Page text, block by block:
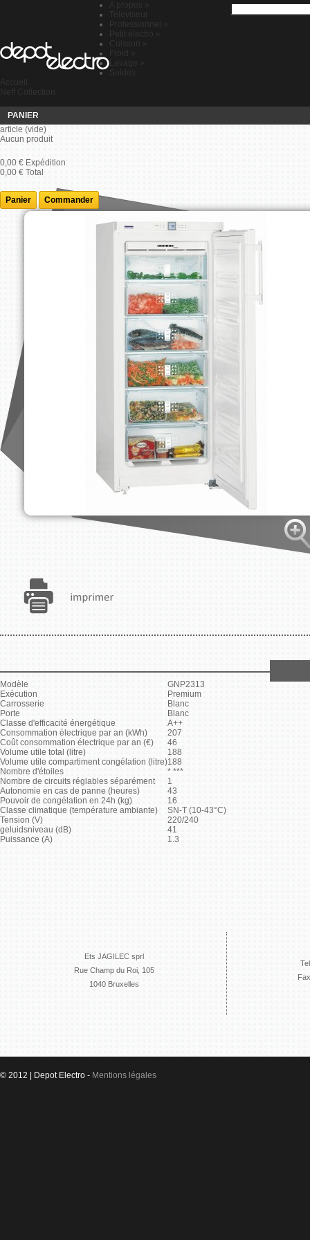
PANIER
article (vide)
Aucun produit
0,00 € Expédition
0,00 € Total
Panier Commander
Modèle
GNP2313
Exécution
Premium
Carrosserie
Blanc
Porte
Blanc
Classe d'efficacité énergétique
A++
Consommation électrique par an (kWh)
207
Coût consommation électrique par an (€)
46
Volume utile total (litre)
188
Volume utile compartiment congélation (litre)188
Nombre d'étoiles
* ***
Nombre de circuits réglables séparément
1
Autonomie en cas de panne (heures)
43
Pouvoir de congélation en 24h (kg)
16
Classe climatique (température ambiante)
SN-T (10-43°C)
Tension (V)
220/240
geluidsniveau (dB)
41
Puissance (A)
1.3
Ets JAGILEC sprl
Rue Champ du Roi, 105
1040 Bruxelles
© 2012 | Depot Electro - Mentions légales